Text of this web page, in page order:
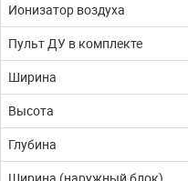
Ионизатор воздуха
Пульт ДУ в комплекте
Ширина
Высота
Глубина